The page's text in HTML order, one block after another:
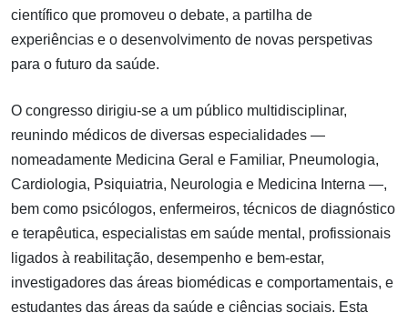
científico que promoveu o debate, a partilha de
experiências e o desenvolvimento de novas perspetivas
para o futuro da saúde.
O congresso dirigiu-se a um público multidisciplinar,
reunindo médicos de diversas especialidades —
nomeadamente Medicina Geral e Familiar, Pneumologia,
Cardiologia, Psiquiatria, Neurologia e Medicina Interna —,
bem como psicólogos, enfermeiros, técnicos de diagnóstico
e terapêutica, especialistas em saúde mental, profissionais
ligados à reabilitação, desempenho e bem-estar,
investigadores das áreas biomédicas e comportamentais, e
estudantes das áreas da saúde e ciências sociais. Esta